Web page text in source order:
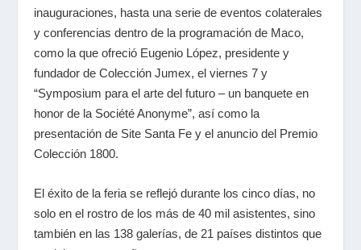
inauguraciones, hasta una serie de eventos colaterales
y conferencias dentro de la programación de Maco,
como la que ofreció Eugenio López, presidente y
fundador de Colección Jumex, el viernes 7 y
“Symposium para el arte del futuro – un banquete en
honor de la Société Anonyme”, así como la
presentación de Site Santa Fe y el anuncio del Premio
Colección 1800.
El éxito de la feria se reflejó durante los cinco días, no
solo en el rostro de los más de 40 mil asistentes, sino
también en las 138 galerías, de 21 países distintos que